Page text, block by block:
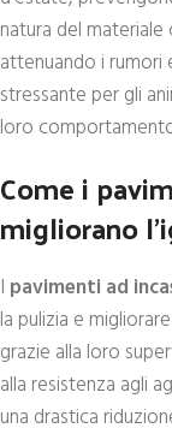
natura del
attenuando i rumori
stressante per gli
loro
Come i
migliorano
I pavimenti ad
la pulizia e
grazie alla loro
alla resistenza agli
una drastica